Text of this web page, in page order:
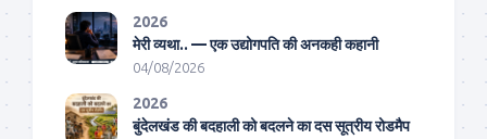
2026
मेरी व्यथा.. — एक उद्योगपति की अनकही कहानी
04/08/2026
2026
बुंदेलखंड की बदहाली को बदलने का दस सूत्रीय रोडमैप